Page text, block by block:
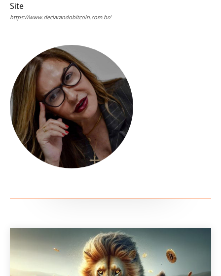
Site
https://www.declarandobitcoin.com.br/